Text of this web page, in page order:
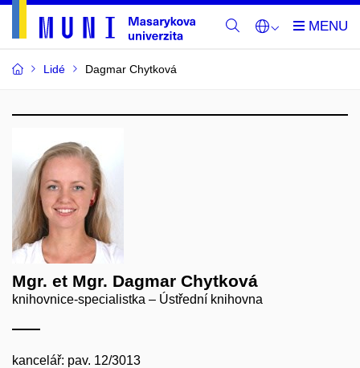
Lidé Dagmar Chytková
Mgr. et Mgr. Dagmar Chytková
knihovnice-specialistka – Ústřední knihovna
kancelář: pav. 12/3013